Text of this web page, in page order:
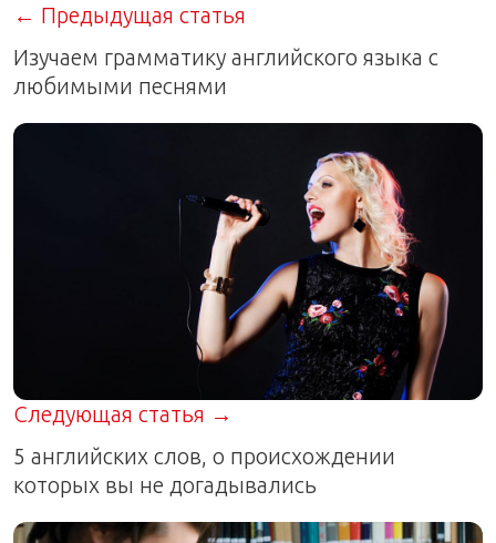
← Предыдущая статья
Изучаем грамматику английского языка с
любимыми песнями
Следующая статья →
5 английских слов, о происхождении
которых вы не догадывались